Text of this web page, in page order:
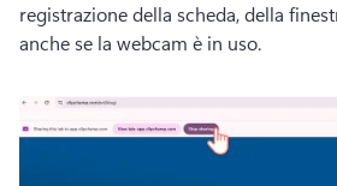
registrazione della scheda, della
anche se la webcam è in uso.